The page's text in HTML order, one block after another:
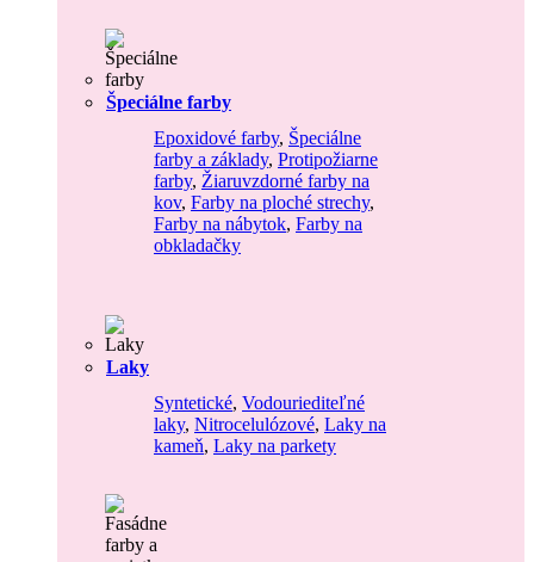
Špeciálne farby
Epoxidové farby, Špeciálne
farby a základy, Protipožiarne
farby, Žiaruvzdorné farby na
kov, Farby na ploché strechy,
Farby na nábytok, Farby na
obkladačky
Laky
Syntetické, Vodouriediteľné
laky, Nitrocelulózové, Laky na
kameň, Laky na parkety